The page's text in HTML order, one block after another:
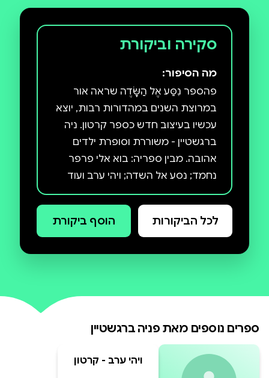
סקירה וביקורת
מה הסיפור:
פהספר נִסַּע אֶל הַשָּׂדֶה שראה אור
במרוצת השנים במהדורות רבות, יוצא
עכשיו בעיצוב חדש כספר קרטון. ניה
ברגשטיין - משוררת וסופרת ילדים
אהובה. מבין ספריה: בוא אלי פרפר
נחמד; נסע אל השדה; ויהי ערב ועוד
שירים וסיפורים. על יצירותיה גדלו
דורות של ילדים והן אהובות עד היום.
מיכל אפרת איירה ספרי ילדים רבים.
לכל הביקורות הוסף ביקורת
ספרים נוספים מאת פניה ברגשטיין
ויהי ערב - קרטון